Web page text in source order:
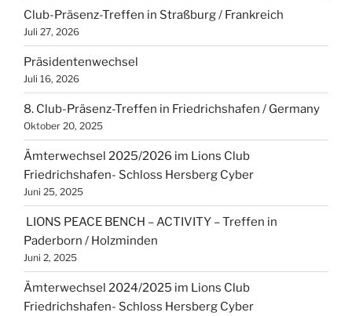
Club-Präsenz-Treffen in Straßburg / Frankreich
Juli 27, 2026
Präsidentenwechsel
Juli 16, 2026
8. Club-Präsenz-Treffen in Friedrichshafen / Germany
Oktober 20, 2025
Ämterwechsel 2025/2026 im Lions Club
Friedrichshafen- Schloss Hersberg Cyber
Juni 25, 2025
LIONS PEACE BENCH – ACTIVITY – Treffen in
Paderborn / Holzminden
Juni 2, 2025
Ämterwechsel 2024/2025 im Lions Club
Friedrichshafen- Schloss Hersberg Cyber